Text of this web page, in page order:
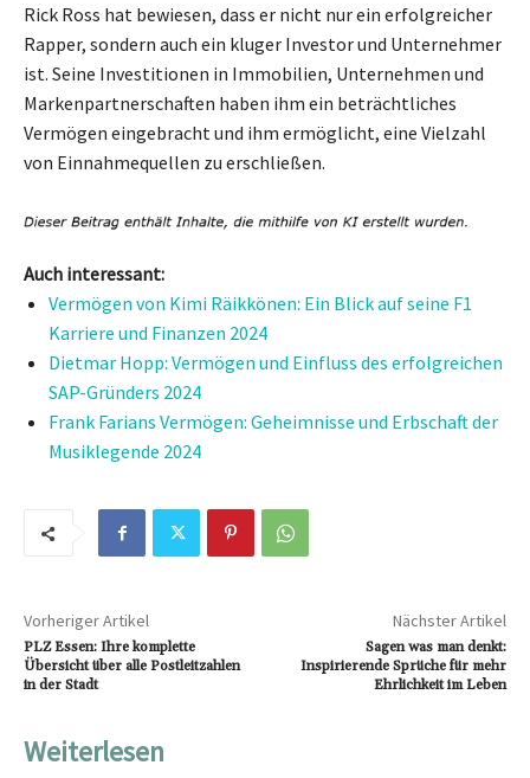
Rick Ross hat bewiesen, dass er nicht nur ein erfolgreicher
Rapper, sondern auch ein kluger Investor und Unternehmer
ist. Seine Investitionen in Immobilien, Unternehmen und
Markenpartnerschaften haben ihm ein beträchtliches
Vermögen eingebracht und ihm ermöglicht, eine Vielzahl
von Einnahmequellen zu erschließen.
Auch interessant:
Vermögen von Kimi Räikkönen: Ein Blick auf seine F1
Karriere und Finanzen 2024
Dietmar Hopp: Vermögen und Einfluss des erfolgreichen
SAP-Gründers 2024
Frank Farians Vermögen: Geheimnisse und Erbschaft der
Musiklegende 2024
Vorheriger Artikel
PLZ Essen: Ihre komplette
Übersicht über alle Postleitzahlen
in der Stadt
Nächster Artikel
Sagen was man denkt:
Inspirierende Sprüche für mehr
Ehrlichkeit im Leben
Weiterlesen